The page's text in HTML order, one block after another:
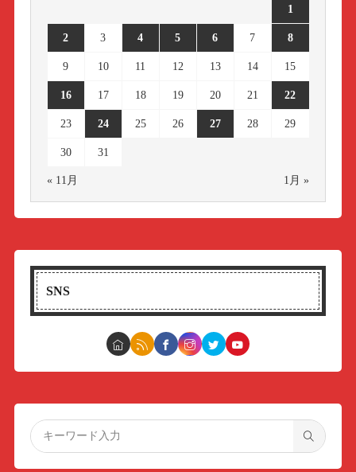
1
2 3 4 5 6 7 8
9 10 11 12 13 14 15
16 17 18 19 20 21 22
23 24 25 26 27 28 29
30 31
« 11月 1月 »
SNS